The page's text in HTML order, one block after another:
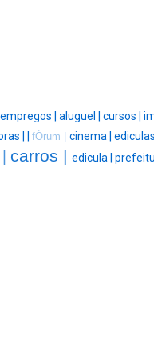
empregos | aluguel | cursos |
| fÓrum | cinema | ediculas
carros | edicula |